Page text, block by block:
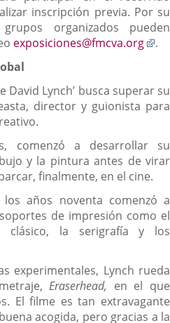
inscripción previa. Por su
organizados pueden
exposiciones@fmcva.org
.
David Lynch’ busca superar su
director y guionista para
comenzó a desarrollar su
y la pintura antes de virar
finalmente, en el cine.
años noventa comenzó a
de impresión como el
clásico, la serigrafía y los
experimentales, Lynch rueda
Eraserhead, en el que
El filme es tan extravagante
acogida, pero gracias a la